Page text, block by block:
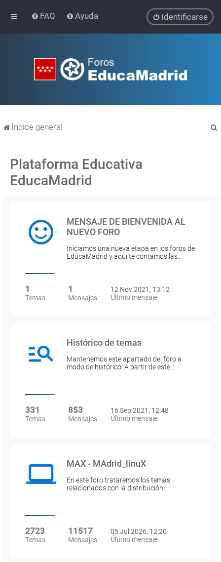
FAQ Ayuda Identificarse
Índice general
Plataforma Educativa
EducaMadrid
MENSAJE DE BIENVENIDA AL
NUEVO FORO
Iniciamos una nueva etapa en los foros de
EducaMadrid y aquí te contamos las…
1
Temas
1
Mensajes
12 Nov 2021, 13:12
Último mensaje
Histórico de temas
Mantenemos este apartado del foro a
modo de histórico. A partir de este…
331
Temas
853
Mensajes
16 Sep 2021, 12:48
Último mensaje
MAX - MAdrid_linuX
En este foro trataremos los temas
relacionados con la distribución…
2723
Temas
11517
Mensajes
05 Jul 2026, 12:20
Último mensaje